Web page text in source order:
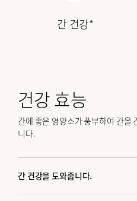
간 건강*
건강 효능
간에 좋은 영양소가 풍부하여 간을
니다.
간 건강을 도와줍니다.